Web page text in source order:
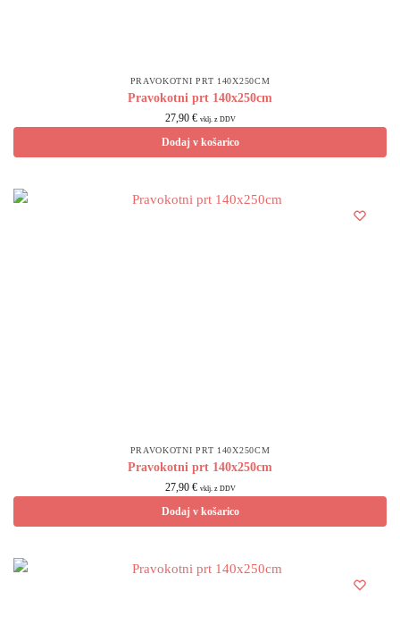
PRAVOKOTNI PRT 140X250CM
Pravokotni prt 140x250cm
27,90 € vklj. z DDV
Dodaj v košarico
PRAVOKOTNI PRT 140X250CM
Pravokotni prt 140x250cm
27,90 € vklj. z DDV
Dodaj v košarico